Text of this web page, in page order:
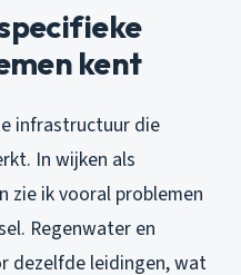
kent
infrastructuur die
In wijken als
zie ik vooral problemen
Regenwater en
dezelfde leidingen, wat